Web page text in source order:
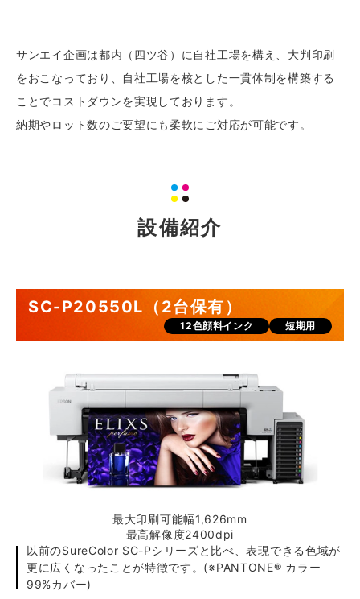
サンエイ企画は都内（四ツ谷）に自社工場を構え、大判印刷
をおこなっており、自社工場を核とした一貫体制を構築する
ことでコストダウンを実現しております。
納期やロット数のご要望にも柔軟にご対応が可能です。
設備紹介
SC-P20550L（2台保有）
12色顔料インク 短期用
最大印刷可能幅1,626mm
最高解像度2400dpi
以前のSureColor SC-Pシリーズと比べ、表現できる色域が
更に広くなったことが特徴です。(※PANTONE® カラー
99%カバー)